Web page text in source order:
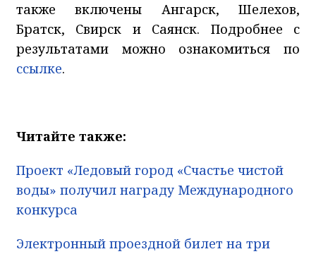
также включены Ангарск, Шелехов,
Братск, Свирск и Саянск. Подробнее с
результатами можно ознакомиться по
ссылке.
Читайте также:
Проект «Ледовый город «Счастье чистой
воды» получил награду Международного
конкурса
Электронный проездной билет на три